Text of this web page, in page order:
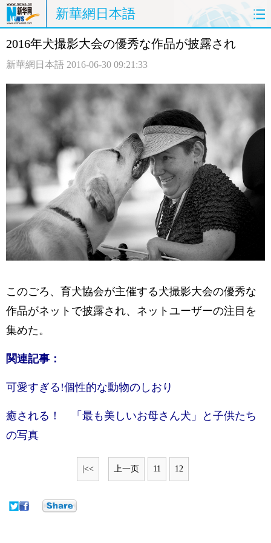
新華網日本語
ホームページ 政治 経済
写真
中日対訳
2016年犬撮影大会の優秀な作品が披露され
新華網日本語 2016-06-30 09:21:33
このごろ、育犬協会が主催する犬撮影大会の優秀な
作品がネットで披露され、ネットユーザーの注目を
集めた。
関連記事：
可愛すぎる!個性的な動物のしおり
癒される！ 「最も美しいお母さん犬」と子供たち
の写真
|<< 上一页 11 12